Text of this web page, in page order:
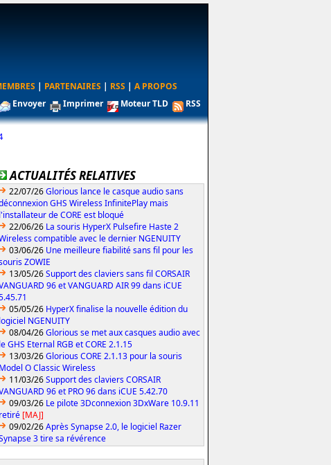
| PARTENAIRES | RSS | A PROPOS
Envoyer Imprimer Moteur TLD RSS
ACTUALITÉS RELATIVES
22/07/26Glorious lance le casque audio sans
GHS Wireless InfinitePlay mais
l'installateur de CORE est bloqué
22/06/26 La souris HyperX Pulsefire Haste 2
compatible avec le dernier NGENUITY
03/06/26 Une meilleure fiabilité sans fil pour les
ZOWIE
13/05/26Support des claviers sans fil CORSAIR
96 et VANGUARD AIR 99 dans iCUE
05/05/26 HyperX finalise la nouvelle édition du
logiciel NGENUITY
08/04/26Glorious se met aux casques audio avec
le GHS Eternal RGB et CORE 2.1.15
13/03/26Glorious CORE 2.1.13 pour la souris
Model O Classic Wireless
11/03/26Support des claviers CORSAIR
96 et PRO 96 dans iCUE 5.42.70
09/03/26 Le pilote 3Dconnexion 3DxWare 10.9.11
retiré [MAJ]
09/02/26Après Synapse 2.0, le logiciel Razer
3 tire sa révérence